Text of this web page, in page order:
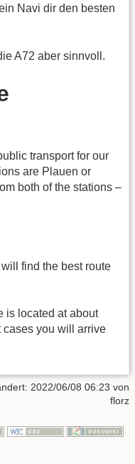
Navi dir den besten
A72 aber sinnvoll.
transport for our
are Plauen or
both of the stations –
find the best route
is located at about
cases you will arrive
2022/06/08 06:23 von
florz